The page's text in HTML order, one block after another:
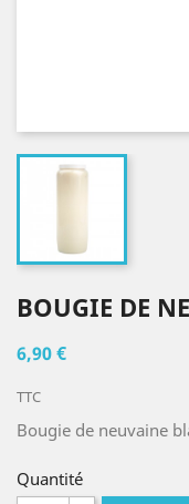
BOUGIE DE
6,90 €
TTC
Bougie de neuvaine
Quantité